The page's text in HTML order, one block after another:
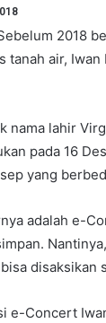
2018
tanah air,
nama lahir
pada 16
yang
adalah e-
disaksikan
e-Concert